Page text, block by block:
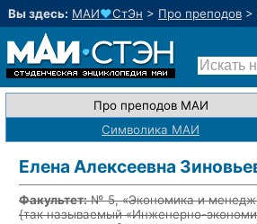
Вы здесь: МАИ♥СтЭн > Про преподов >
Про преподов МАИ
Символика МАИ
Елена Алексеевна
Факультет:№ 5, «Экономика и
{так называемый «Инженерно-